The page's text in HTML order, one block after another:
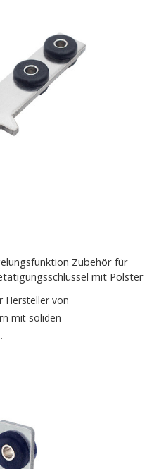
Zubehör für
mit Polster
Hersteller von
mit soliden